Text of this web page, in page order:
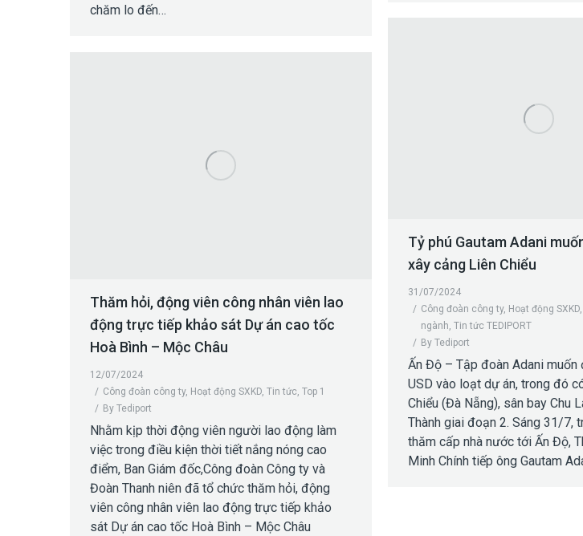
chăm lo đến…
Tỷ phú Gautam Adani
xây cảng Liên Chiểu
31/07/2024
Công đoàn công ty, Hoạt động SXKD,
ngành, Tin tức TEDIPORT
By Tediport
Ấn Độ – Tập đoàn Adani muốn
USD vào loạt dự án, trong đó
Chiểu (Đà Nẵng), sân bay Chu
Thành giai đoạn 2. Sáng 31/7,
thăm cấp nhà nước tới Ấn Độ,
Minh Chính tiếp ông Gautam
Thăm hỏi, động viên công nhân viên lao
động trực tiếp khảo sát Dự án cao tốc
Hoà Bình – Mộc Châu
12/07/2024
Công đoàn công ty, Hoạt động SXKD, Tin tức, Top 1
By Tediport
Nhằm kịp thời động viên người lao động làm
việc trong điều kiện thời tiết nắng nóng cao
điểm, Ban Giám đốc,Công đoàn Công ty và
Đoàn Thanh niên đã tổ chức thăm hỏi, động
viên công nhân viên lao động trực tiếp khảo
sát Dự án cao tốc Hoà Bình – Mộc Châu